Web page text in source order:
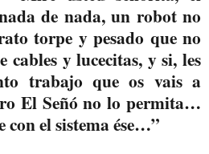
de nada, un robot no
torpe y pesado que no
cables y lucecitas, y si, les
trabajo que os vais a
El Señó no lo permita…
con el sistema ése…”